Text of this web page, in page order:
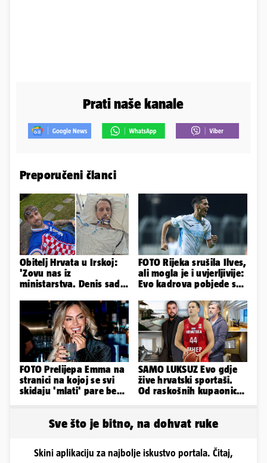
Prati naše kanale
Preporučeni članci
Obitelj Hrvata u Irskoj:
'Zovu nas iz
ministarstva. Denis sada
nas je'
FOTO Rijeka srušila Ilves,
ali mogla je i uvjerljivije:
Evo kadrova pobjede s
FOTO Prelijepa Emma na
stranici na kojoj se svi
skidaju 'mlati' pare bez
SAMO LUKSUZ Evo gdje
žive hrvatski sportaši.
Od raskošnih kupaonica
Sve što je bitno, na dohvat ruke
Skini aplikaciju za najbolje iskustvo portala. Čitaj,